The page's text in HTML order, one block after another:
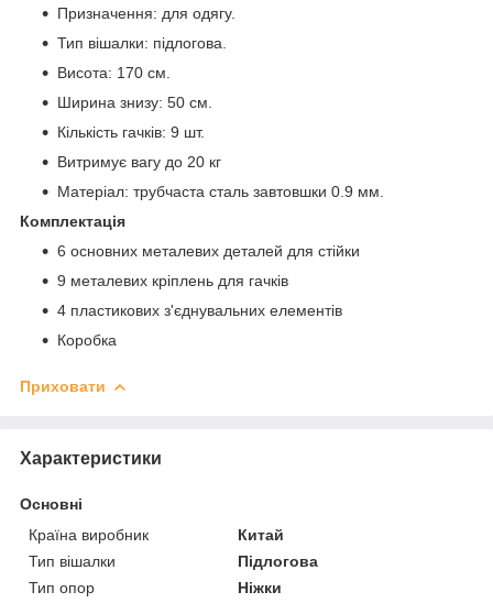
Призначення: для одягу.
Тип вішалки: підлогова.
Висота: 170 см.
Ширина знизу: 50 см.
Кількість гачків: 9 шт.
Витримує вагу до 20 кг
Матеріал: трубчаста сталь завтовшки 0.9 мм.
Комплектація
6 основних металевих деталей для стійки
9 металевих кріплень для гачків
4 пластикових з'єднувальних елементів
Коробка
Приховати
Характеристики
Основні
Країна виробник
Китай
Тип вішалки
Підлогова
Тип опор
Ніжки